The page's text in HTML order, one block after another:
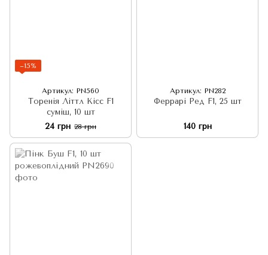
−15%
Артикул: PN560
Торенія Літтл Кісс F1
суміш, 10 шт
24 грн 28 грн
Артикул: PN282
Феррарі Ред F1, 25 шт
140 грн